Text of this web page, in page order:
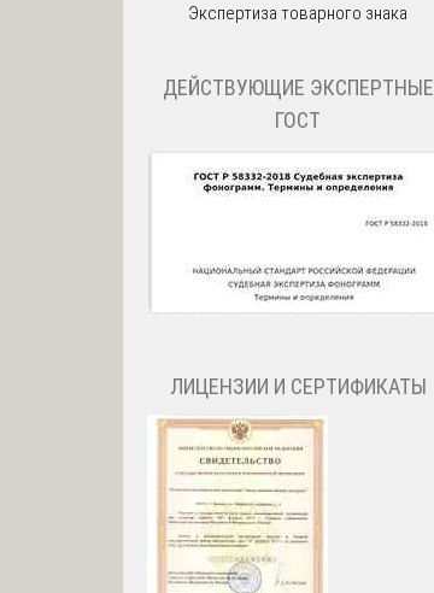
Экспертиза товарного знака
ДЕЙСТВУЮЩИЕ ЭКСПЕРТНЫЕ
ГОСТ
ЛИЦЕНЗИИ И СЕРТИФИКАТЫ